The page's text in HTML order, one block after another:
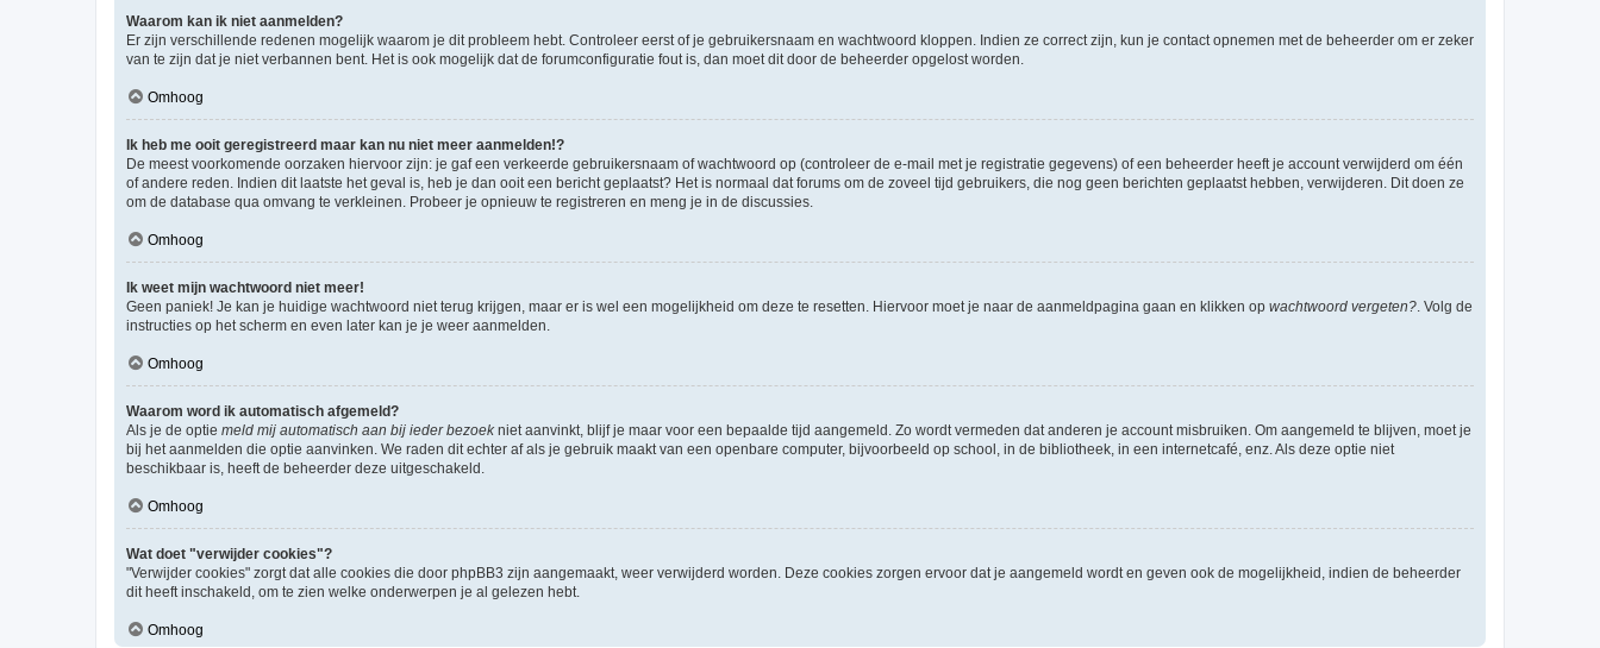
Waarom kan ik niet aanmelden?
Er zijn verschillende redenen mogelijk waarom je dit probleem hebt. Controleer eerst of je gebruikersnaam en wachtwoord kloppen. Indien ze correct zijn, kun je contact opnemen met de beheerder om er zeker
van te zijn dat je niet verbannen bent. Het is ook mogelijk dat de forumconfiguratie fout is, dan moet dit door de beheerder opgelost worden.
Omhoog
Ik heb me ooit geregistreerd maar kan nu niet meer aanmelden!?
De meest voorkomende oorzaken hiervoor zijn: je gaf een verkeerde gebruikersnaam of wachtwoord op (controleer de e-mail met je registratie gegevens) of een beheerder heeft je account verwijderd om één
of andere reden. Indien dit laatste het geval is, heb je dan ooit een bericht geplaatst? Het is normaal dat forums om de zoveel tijd gebruikers, die nog geen berichten geplaatst hebben, verwijderen. Dit doen ze
om de database qua omvang te verkleinen. Probeer je opnieuw te registreren en meng je in de discussies.
Omhoog
Ik weet mijn wachtwoord niet meer!
Geen paniek! Je kan je huidige wachtwoord niet terug krijgen, maar er is wel een mogelijkheid om deze te resetten. Hiervoor moet je naar de aanmeldpagina gaan en klikken op wachtwoord vergeten? . Volg de
instructies op het scherm en even later kan je je weer aanmelden.
Omhoog
Waarom word ik automatisch afgemeld?
Als je de optie meld mij automatisch aan bij ieder bezoekniet aanvinkt, blijf je maar voor een bepaalde tijd aangemeld. Zo wordt vermeden dat anderen je account misbruiken. Om aangemeld te blijven, moet je
bij het aanmelden die optie aanvinken. We raden dit echter af als je gebruik maakt van een openbare computer, bijvoorbeeld op school, in de bibliotheek, in een internetcafé, enz. Als deze optie niet
beschikbaar is, heeft de beheerder deze uitgeschakeld.
Omhoog
Wat doet "verwijder cookies"?
"Verwijder cookies" zorgt dat alle cookies die door phpBB3 zijn aangemaakt, weer verwijderd worden. Deze cookies zorgen ervoor dat je aangemeld wordt en geven ook de mogelijkheid, indien de beheerder
dit heeft inschakeld, om te zien welke onderwerpen je al gelezen hebt.
Omhoog